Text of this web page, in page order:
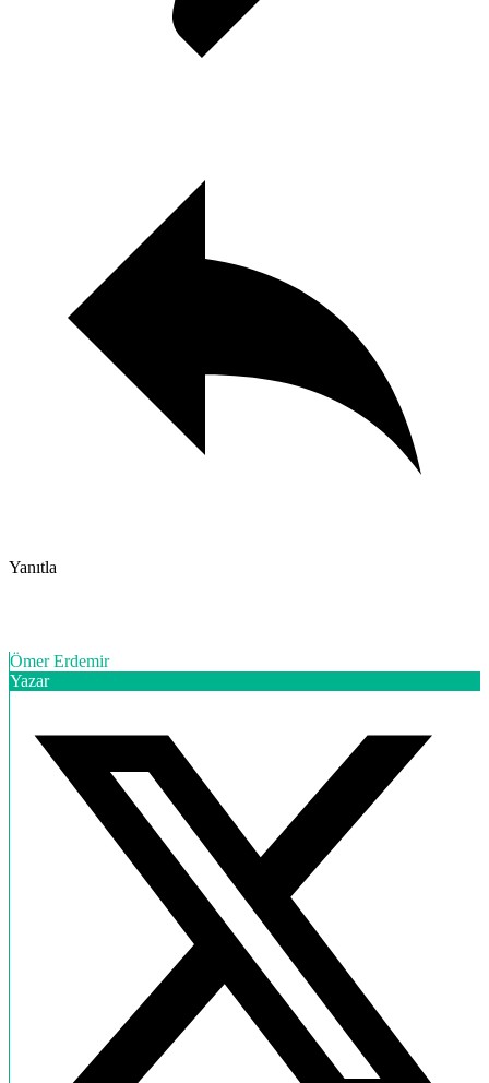
Yanıtla
Ömer Erdemir
Yazar